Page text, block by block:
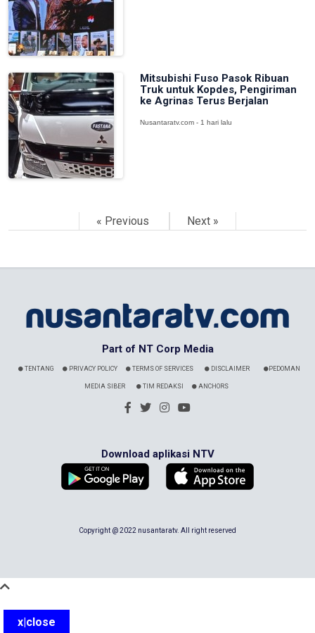
Mitsubishi Fuso Pasok Ribuan
Truk untuk Kopdes, Pengiriman
ke Agrinas Terus Berjalan
Nusantaratv.com - 1 hari lalu
« Previous Next »
Part of NT Corp Media
TENTANG PRIVACY POLICY TERMS OF SERVICES DISCLAIMER PEDOMAN
MEDIA SIBER TIM REDAKSI ANCHORS
Download aplikasi NTV
Copyright @ 2022 nusantaratv. All right reserved
x|close